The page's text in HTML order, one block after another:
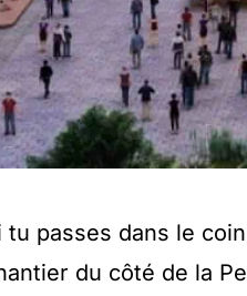
tu passes dans le
du côté de la